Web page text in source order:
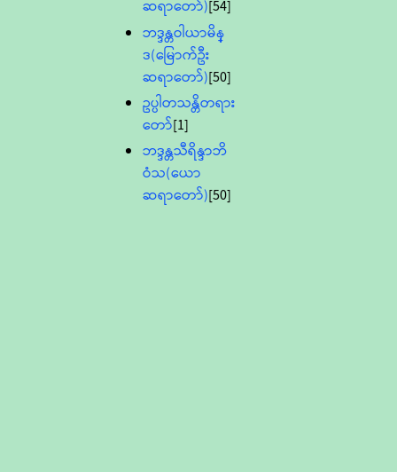
ဆရာတော်)[54]
ဘဒ္ဒန္တဝါယာမိန္
ဒ(မြောက်ဦး
ဆရာတော်)[50]
ဥပ္ပါတသန္တိတရား
တော်[1]
ဘဒ္ဒန္တသီရိန္ဒာဘိ
ဝံသ(ယော
ဆရာတော်)[50]